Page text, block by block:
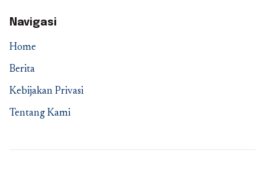
Navigasi
Home
Berita
Kebijakan Privasi
Tentang Kami